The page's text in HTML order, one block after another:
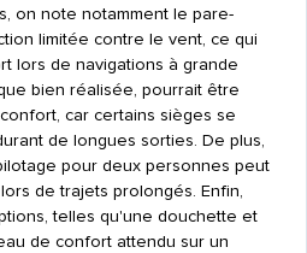
on note notamment le pare-
limitée contre le vent, ce qui
lors de navigations à grande
bien réalisée, pourrait être
car certains sièges se
de longues sorties. De plus,
pour deux personnes peut
de trajets prolongés. Enfin,
telles qu'une douchette et
de confort attendu sur un